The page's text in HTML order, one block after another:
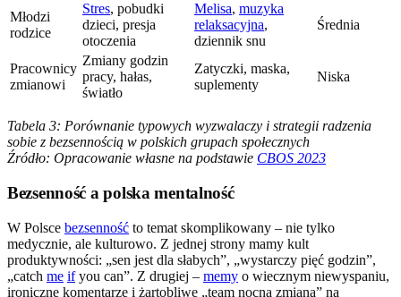
Młodzi
rodzice
Stres, pobudki
dzieci, presja
otoczenia
Melisa, muzyka
relaksacyjna,
dziennik snu
Średnia
Pracownicy
zmianowi
Zmiany godzin
pracy, hałas,
światło
Zatyczki, maska,
suplementy
Niska
Tabela 3: Porównanie typowych wyzwalaczy i strategii radzenia
sobie z bezsennością w polskich grupach społecznych
Źródło: Opracowanie własne na podstawie CBOS 2023
Bezsenność a polska mentalność
W Polsce bezsenność to temat skomplikowany – nie tylko
medycznie, ale kulturowo. Z jednej strony mamy kult
produktywności: „sen jest dla słabych”, „wystarczy pięć godzin”,
„catch me ifyou can”. Z drugiej – memy o wiecznym niewyspaniu,
ironiczne komentarze i żartobliwe „team nocna zmiana” na